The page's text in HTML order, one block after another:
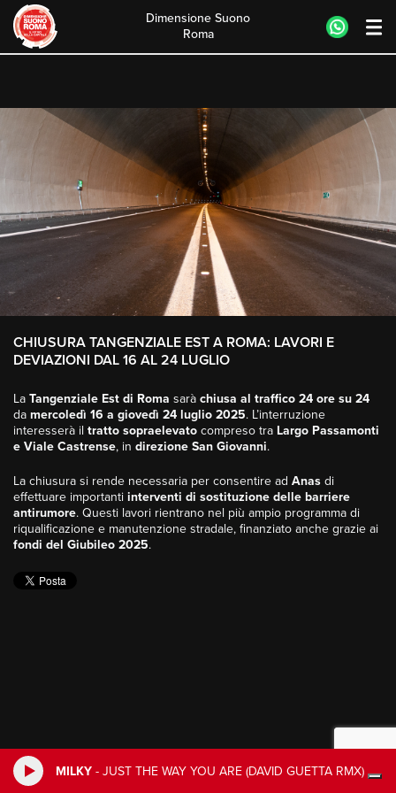
Tangenziale Est chiusa
MILKY - JUST THE WAY YOU ARE (DAVID GUETTA RMX)
content
Dimensione Suono
Roma
CHIUSURA TANGENZIALE EST A ROMA: LAVORI E
DEVIAZIONI DAL 16 AL 24 LUGLIO
La Tangenziale Est di Roma sarà chiusa al traffico 24 ore su 24
da mercoledì 16 a giovedì 24 luglio 2025. L’interruzione
interesserà il tratto sopraelevato compreso tra Largo Passamonti
e Viale Castrense, in direzione San Giovanni.
La chiusura si rende necessaria per consentire ad Anas di
effettuare importanti interventi di sostituzione delle barriere
antirumore. Questi lavori rientrano nel più ampio programma di
riqualificazione e manutenzione stradale, finanziato anche grazie ai
fondi del Giubileo 2025.